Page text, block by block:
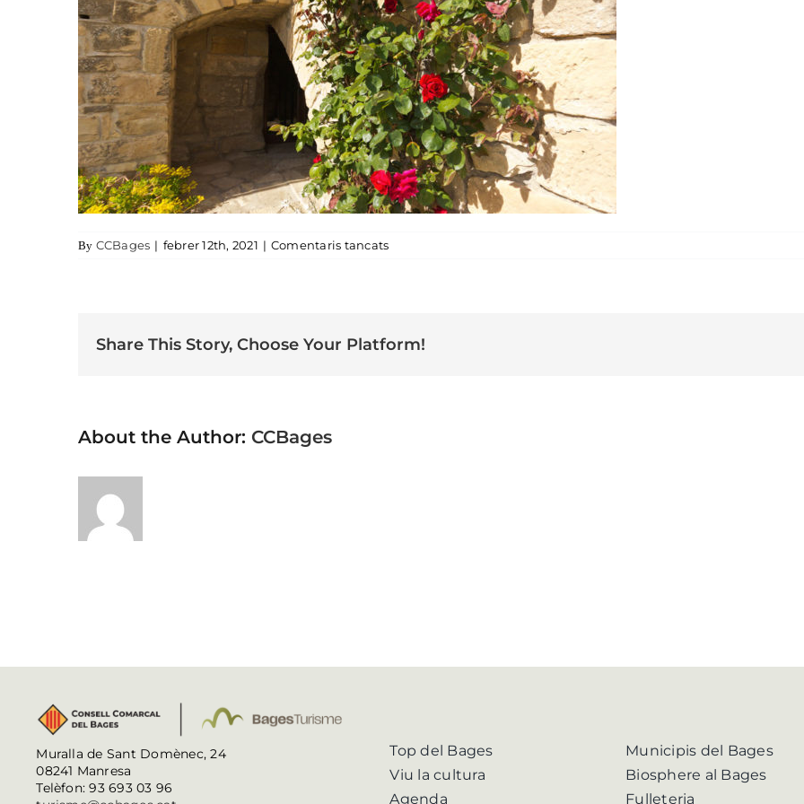
By CCBages | febrer 12th, 2021 | Comentaris tancatsa LES-CORTS_Exteriors_015_6997
Share This Story, Choose Your Platform!
About the Author: CCBages
Muralla de Sant Domènec, 24
08241 Manresa
Telèfon: 93 693 03 96
Top del Bages
Viu la cultura
Agenda
Municipis del Bages
Biosphere al Bages
Fulleteria